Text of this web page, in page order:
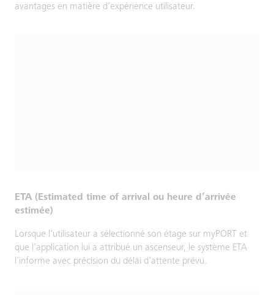
avantages en matière d’expérience utilisateur.
ETA (Estimated time of arrival ou heure d’arrivée
estimée)
Lorsque l’utilisateur a sélectionné son étage sur myPORT et
que l’application lui a attribué un ascenseur, le système ETA
l’informe avec précision du délai d’attente prévu.